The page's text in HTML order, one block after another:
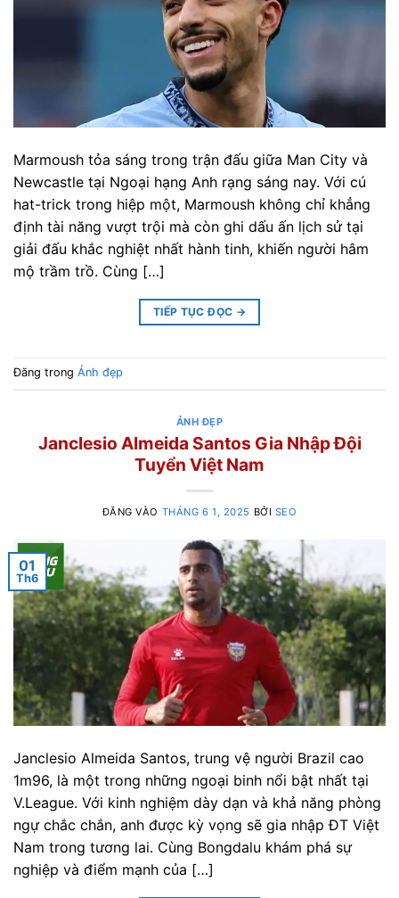
Marmoush tỏa sáng trong trận đấu giữa Man City và
Newcastle tại Ngoại hạng Anh rạng sáng nay. Với cú
hat-trick trong hiệp một, Marmoush không chỉ khẳng
định tài năng vượt trội mà còn ghi dấu ấn lịch sử tại
giải đấu khắc nghiệt nhất hành tinh, khiến người hâm
mộ trầm trồ. Cùng […]
TIẾP TỤC ĐỌC →
Đăng trong Ảnh đẹp
ẢNH ĐẸP
Janclesio Almeida Santos Gia Nhập Đội
Tuyển Việt Nam
ĐĂNG VÀO THÁNG 6 1, 2025 BỞI SEO
01
Th6
Janclesio Almeida Santos, trung vệ người Brazil cao
1m96, là một trong những ngoại binh nổi bật nhất tại
V.League. Với kinh nghiệm dày dạn và khả năng phòng
ngự chắc chắn, anh được kỳ vọng sẽ gia nhập ĐT Việt
Nam trong tương lai. Cùng Bongdalu khám phá sự
nghiệp và điểm mạnh của […]